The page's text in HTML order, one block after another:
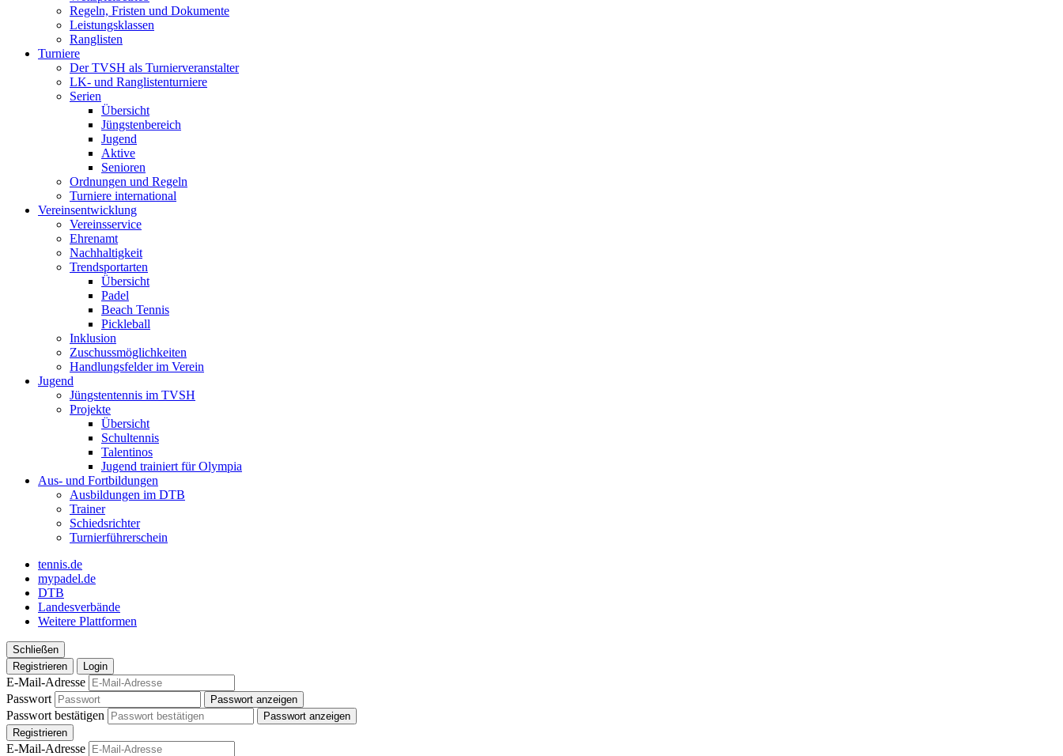
Regeln, Fristen und Dokumente
Leistungsklassen
Ranglisten
Turniere
Der TVSH als Turnierveranstalter
LK- und Ranglistenturniere
Serien
Übersicht
Jüngstenbereich
Jugend
Aktive
Senioren
Ordnungen und Regeln
Turniere international
Vereinsentwicklung
Vereinsservice
Ehrenamt
Nachhaltigkeit
Trendsportarten
Übersicht
Padel
Beach Tennis
Pickleball
Inklusion
Zuschussmöglichkeiten
Handlungsfelder im Verein
Jugend
Jüngstentennis im TVSH
Projekte
Übersicht
Schultennis
Talentinos
Jugend trainiert für Olympia
Aus- und Fortbildungen
Ausbildungen im DTB
Trainer
Schiedsrichter
Turnierführerschein
tennis.de
mypadel.de
DTB
Landesverbände
Weitere Plattformen
Schließen
Registrieren
Login
E-Mail-Adresse
Passwort
Passwort anzeigen
Passwort bestätigen
Passwort anzeigen
Registrieren
E-Mail-Adresse